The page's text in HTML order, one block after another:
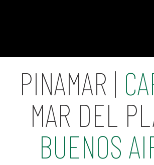
PINAMAR |
MAR DEL
BUENOS